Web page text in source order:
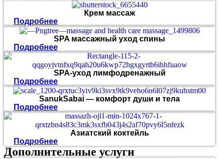
Крем массаж
Подробнее
SPA массажный уход спины
Подробнее
SPA-уход лимфодренажный
Подробнее
SanukSabai — комфорт души и тела
Подробнее
Азиатский коктейль
Подробнее
Дополнительные услуги